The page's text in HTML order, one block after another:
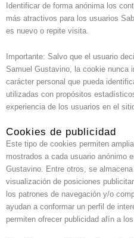
Identificar de forma anónima los
más atractivos para los usuarios
es nuevo o repite visita.
Importante: Salvo que el usuario
Samuel Gustavino, la cookie nunca
carácter personal que pueda
utilizadas con propósitos
experiencia de los usuarios en el
Cookies de publicidad
Este tipo de cookies permiten
mostrados a cada usuario anónimo
Gustavino. Entre otros, se
visualización de posiciones
los patrones de navegación y/o
ayudan a conformar un perfil de
permiten ofrecer publicidad afín a